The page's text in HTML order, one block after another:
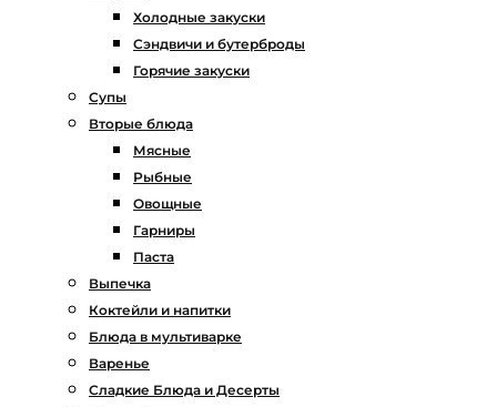
Холодные закуски
Сэндвичи и бутерброды
Горячие закуски
Супы
Вторые блюда
Мясные
Рыбные
Овощные
Гарниры
Паста
Выпечка
Коктейли и напитки
Блюда в мультиварке
Варенье
Сладкие Блюда и Десерты